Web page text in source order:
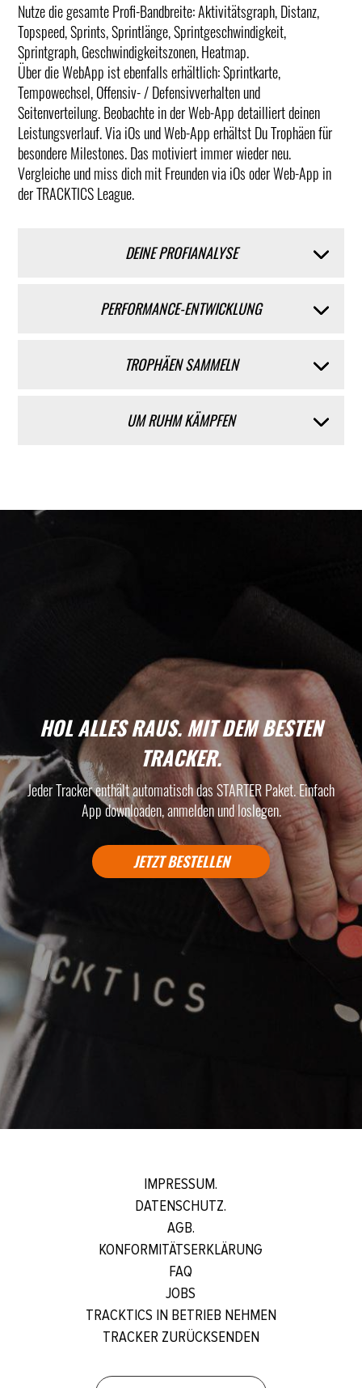
Nutze die gesamte Profi-Bandbreite: Aktivitätsgraph, Distanz,
Topspeed, Sprints, Sprintlänge, Sprintgeschwindigkeit,
Sprintgraph, Geschwindigkeitszonen, Heatmap.
Über die WebApp ist ebenfalls erhältlich: Sprintkarte,
Tempowechsel, Offensiv- / Defensivverhalten und
Seitenverteilung. Beobachte in der Web-App detailliert deinen
Leistungsverlauf. Via iOs und Web-App erhältst Du Trophäen für
besondere Milestones. Das motiviert immer wieder neu.
Vergleiche und miss dich mit Freunden via iOs oder Web-App in
der TRACKTICS League.
DEINE PROFIANALYSE
PERFORMANCE-ENTWICKLUNG
TROPHÄEN SAMMELN
UM RUHM KÄMPFEN
HOL ALLES RAUS. MIT DEM BESTEN
TRACKER.
Jeder Tracker enthält automatisch das STARTER Paket.Einfach
App downloaden, anmelden und loslegen.
JETZT BESTELLEN
IMPRESSUM.
DATENSCHUTZ.
AGB.
KONFORMITÄTSERKLÄRUNG
FAQ
JOBS
TRACKTICS IN BETRIEB NEHMEN
TRACKER ZURÜCKSENDEN